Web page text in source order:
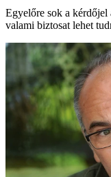
Egyelőre sok a
valami biztosat lehet